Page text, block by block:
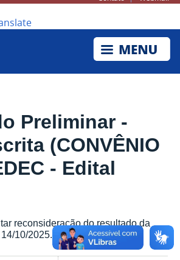
Preliminar -
(CONVÊNIO
- Edital
reconsideração do resultado da
10/2025.